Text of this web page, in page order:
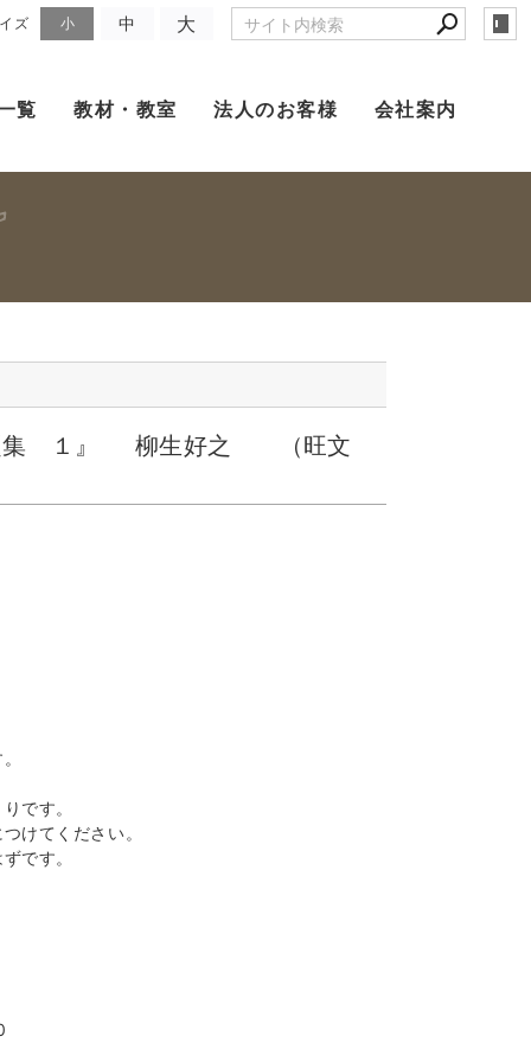
ズ 小 中 大
覧 教材・教室 法人のお客様 会社案内
題集 １』 柳生好之 （旺文
です。
けてください。
です。